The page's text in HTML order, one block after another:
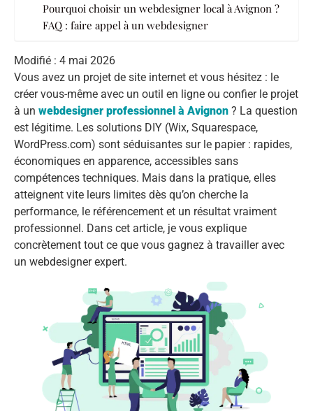
Pourquoi choisir un webdesigner local à Avignon ?
FAQ : faire appel à un webdesigner
Modifié : 4 mai 2026
Vous avez un projet de site internet et vous hésitez : le
créer vous-même avec un outil en ligne ou confier le projet
à un webdesigner professionnel à Avignon ? La question
est légitime. Les solutions DIY (Wix, Squarespace,
WordPress.com) sont séduisantes sur le papier : rapides,
économiques en apparence, accessibles sans
compétences techniques. Mais dans la pratique, elles
atteignent vite leurs limites dès qu’on cherche la
performance, le référencement et un résultat vraiment
professionnel. Dans cet article, je vous explique
concrètement tout ce que vous gagnez à travailler avec
un webdesigner expert.